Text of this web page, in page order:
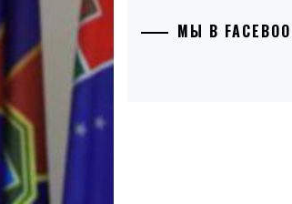
МЫ В